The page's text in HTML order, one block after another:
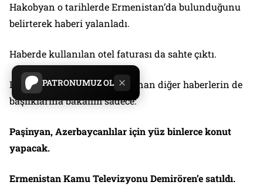
PATRONUMUZ OL
Hakobyan o tarihlerde Ermenistan’da bulunduğunu
belirterek haberi yalanladı.
Haberde kullanılan otel faturası da sahte çıktı.
Deprem’in ürettiği ve yalanlanan diğer haberlerin de
başlıklarına bakalım sadece:
Paşinyan, Azerbaycanlılar için yüz binlerce konut
yapacak.
Ermenistan Kamu Televizyonu Demirören’e satıldı.